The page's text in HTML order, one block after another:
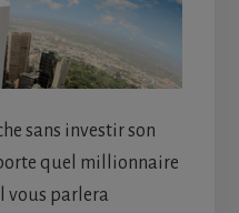
sans investir son
quel millionnaire
vous parlera